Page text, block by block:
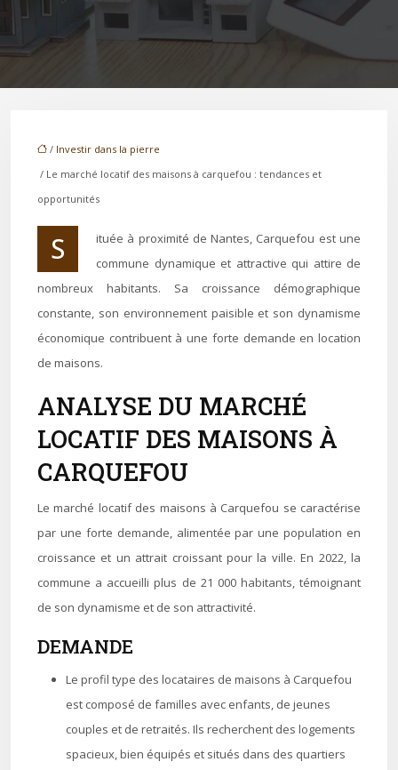
/ Investir dans la pierre
/ Le marché locatif des maisons à carquefou : tendances et
opportunités
Située à proximité de Nantes, Carquefou est une
commune dynamique et attractive qui attire de
nombreux habitants. Sa croissance démographique
constante, son environnement paisible et son dynamisme
économique contribuent à une forte demande en location
de maisons.
ANALYSE DU MARCHÉ
LOCATIF DES MAISONS À
CARQUEFOU
Le marché locatif des maisons à Carquefou se caractérise
par une forte demande, alimentée par une population en
croissance et un attrait croissant pour la ville. En 2022, la
commune a accueilli plus de 21 000 habitants, témoignant
de son dynamisme et de son attractivité.
DEMANDE
Le profil type des locataires de maisons à Carquefou
est composé de familles avec enfants, de jeunes
couples et de retraités. Ils recherchent des logements
spacieux, bien équipés et situés dans des quartiers